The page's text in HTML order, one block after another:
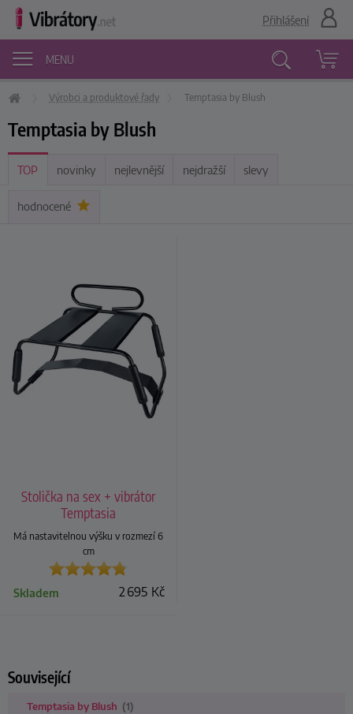
MENU
Přihlášení
Výrobci a produktové řady Temptasia by Blush
Temptasia by Blush
TOP novinky nejlevnější nejdražší slevy
hodnocené
Stolička na sex + vibrátor
Temptasia
Má nastavitelnou výšku v rozmezí 6
cm
2 695 Kč
Skladem
Související
Temptasia by Blush (1)